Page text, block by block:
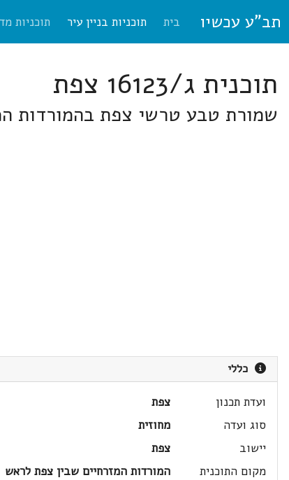
תב"ע עכשיו בית תוכניות בניין עיר תוכניות
תוכנית ג/16123 צפת
שמורת טבע טרשי צפת בהמורדות
כללי
ועדת תכנון
צפת
סוג ועדה
מחוזית
יישוב
צפת
מקום התוכנית
המורדות המזרחיים שבין צפת לראש